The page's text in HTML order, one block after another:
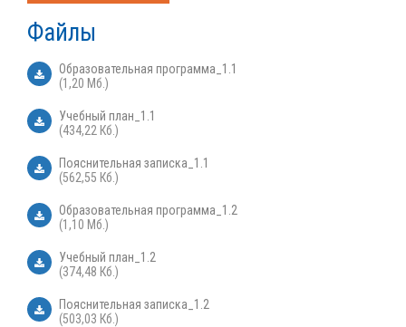
Файлы
Образовательная программа_1.1
(1,20 Мб.)
Учебный план_1.1
(434,22 Кб.)
Пояснительная записка_1.1
(562,55 Кб.)
Образовательная программа_1.2
(1,10 Мб.)
Учебный план_1.2
(374,48 Кб.)
Пояснительная записка_1.2
(503,03 Кб.)